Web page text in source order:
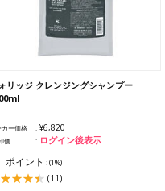
リッジ クレンジングシャンプー
カー価格 ¥6,820
価 ログイン後表示
ポイント :(1%)
(11)